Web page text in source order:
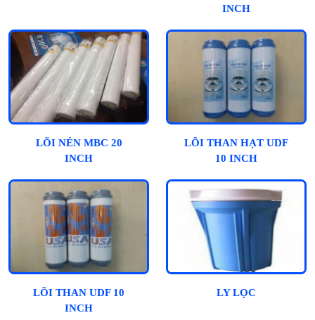
INCH
LÕI NÉN MBC 20
INCH
LÕI THAN HẠT UDF
10 INCH
LÕI THAN UDF 10
INCH
LY LỌC